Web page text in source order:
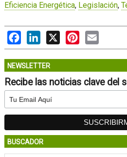
Eficiencia Energética, Legislación,
FacebookLinkedIn
X PinterestEmail
NEWSLETTER
Recibe las noticias clave del
BUSCADOR